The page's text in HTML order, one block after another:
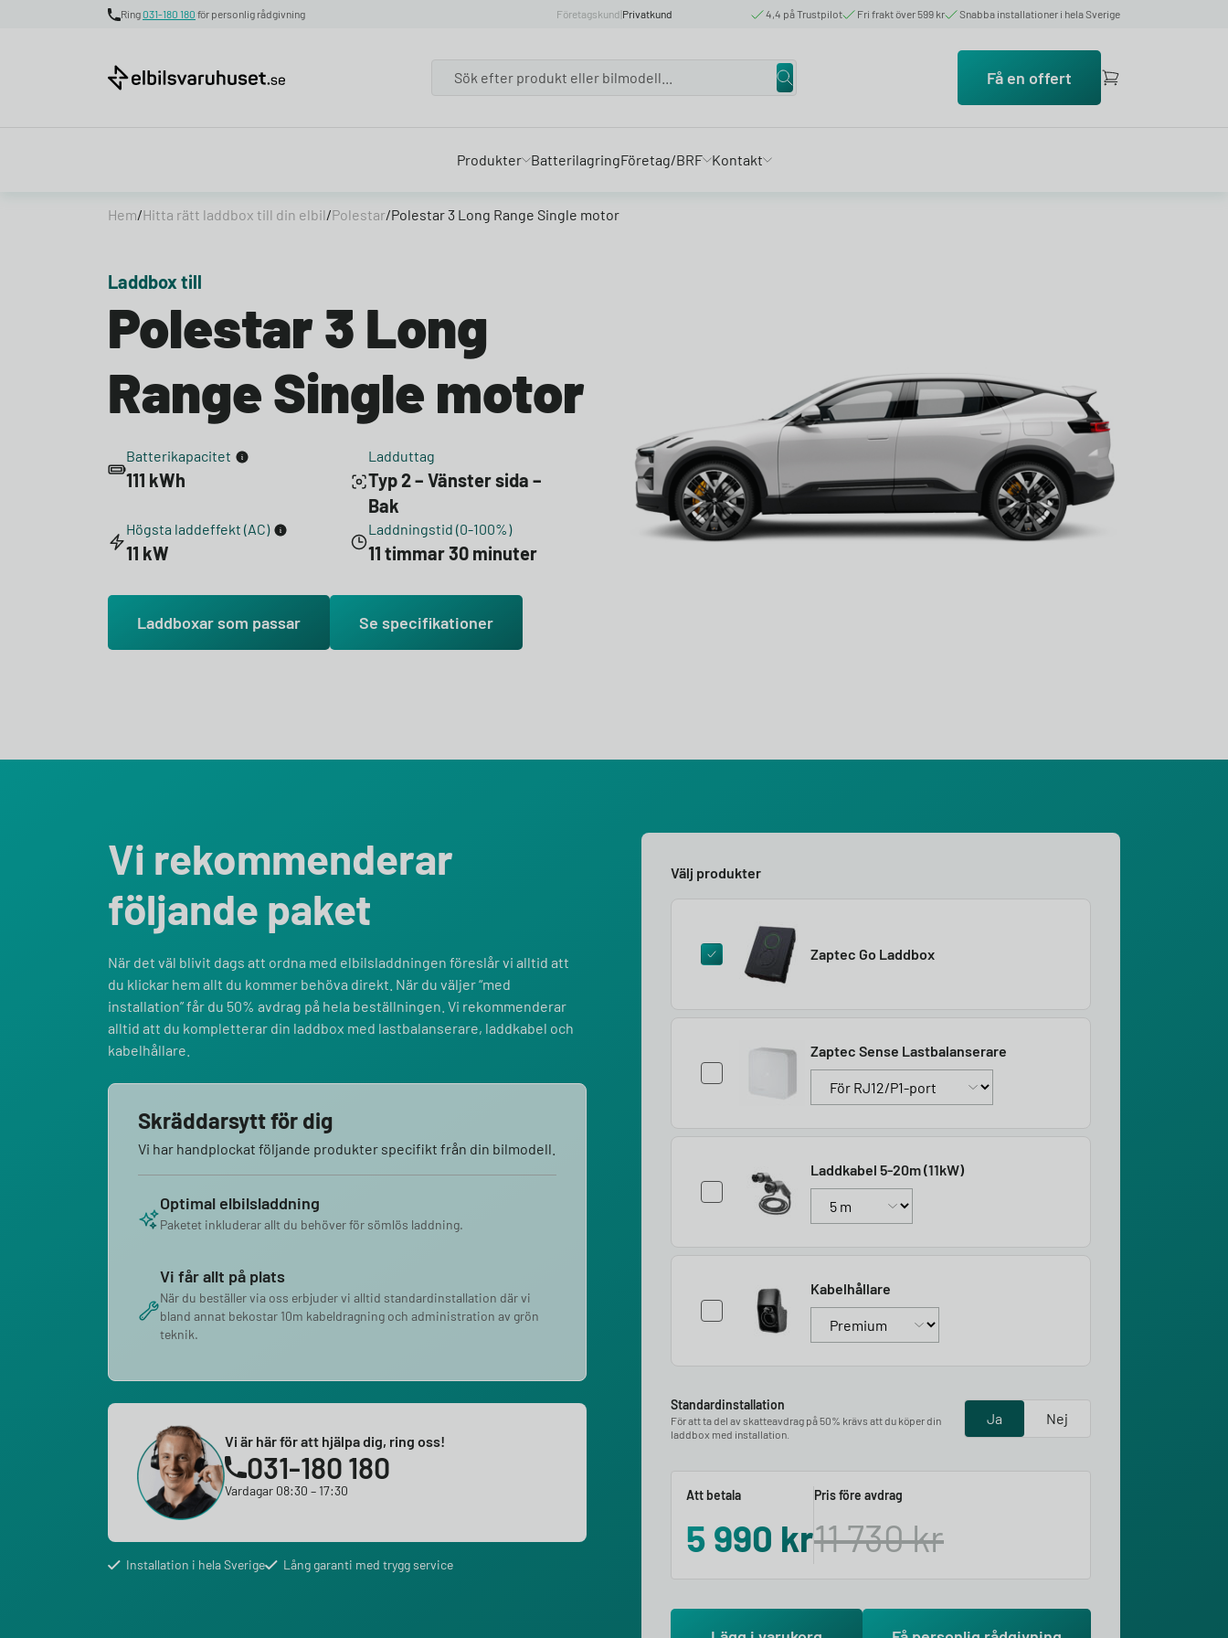
Ring031-180 180 för personlig rådgivning Företagskund|Privatkund 4,4 på Trustpilot Fri frakt över 599 kr Snabba installationer i hela Sverige
Få en offert
Produkter BatterilagringFöretag/BRF Kontakt
Hem/Hitta rätt laddbox till din elbil/Polestar/Polestar 3 Long Range Single motor
Laddbox till
Polestar 3 Long
Range Single motor
Batterikapacitet
111 kWh
Ladduttag
Typ 2 – Vänster sida –
Bak
Högsta laddeffekt (AC)
11 kW
Laddningstid (0-100%)
11 timmar 30 minuter
Laddboxar som passar Se specifikationer
Vi rekommenderar
följande paket
När det väl blivit dags att ordna med elbilsladdningen föreslår vi alltid att
du klickar hem allt du kommer behöva direkt. När du väljer “med
installation” får du 50% avdrag på hela beställningen. Vi rekommenderar
alltid att du kompletterar din laddbox med lastbalanserare, laddkabel och
kabelhållare.
Skräddarsytt för dig
Vi har handplockat följande produkter specifikt från din bilmodell.
Optimal elbilsladdning
Paketet inkluderar allt du behöver för sömlös laddning.
Vi får allt på plats
När du beställer via oss erbjuder vi alltid standardinstallation där vi
bland annat bekostar 10m kabeldragning och administration av grön
teknik.
Vi är här för att hjälpa dig, ring oss!
031-180 180
Vardagar 08:30 – 17:30
Installation i hela Sverige Lång garanti med trygg service
Välj produkter
Zaptec Go Laddbox
Zaptec Sense Lastbalanserare
Laddkabel 5-20m (11kW)
Kabelhållare
Standardinstallation
För att ta del av skatteavdrag på 50% krävs att du köper din
laddbox med installation.
Ja Nej
Att betala
5 990 kr
Pris före avdrag
11 730kr